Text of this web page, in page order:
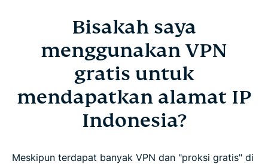
Bisakah saya
menggunakan VPN
gratis untuk
mendapatkan alamat IP
Indonesia?
Meskipun terdapat banyak VPN dan "proksi gratis" di